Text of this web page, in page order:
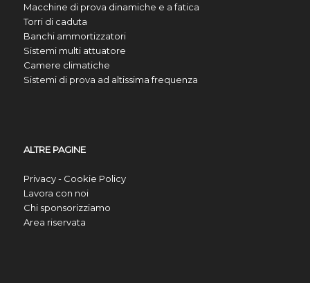
Macchine di prova dinamiche e a fatica
Torri di caduta
Banchi ammortizzatori
Sistemi multi attuatore
Camere climatiche
Sistemi di prova ad altissima frequenza
ALTRE PAGINE
Privacy - Cookie Policy
Lavora con noi
Chi sponsorizziamo
Area riservata